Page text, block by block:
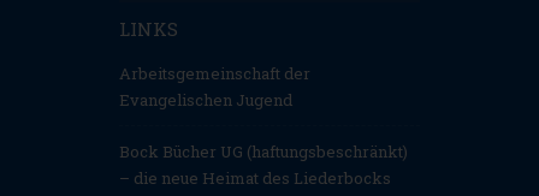
LINKS
Arbeitsgemeinschaft der
Evangelischen Jugend
Bock Bücher UG (haftungsbeschränkt)
– die neue Heimat des Liederbocks